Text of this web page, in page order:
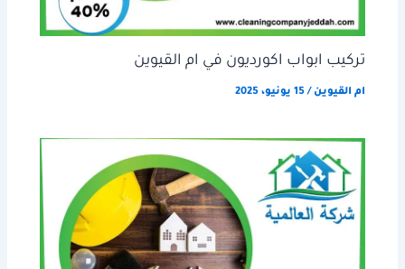
تركيب ابواب اكورديون في ام القيوين
ام القيوين /15 يونيو، 2025